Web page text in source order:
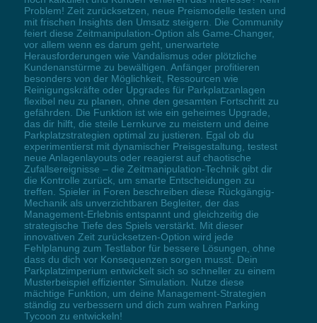
Problem! Zeit zurücksetzen, neue Preismodelle testen und
mit frischen Insights den Umsatz steigern. Die Community
feiert diese Zeitmanipulation-Option als Game-Changer,
vor allem wenn es darum geht, unerwartete
Herausforderungen wie Vandalismus oder plötzliche
Kundenanstürme zu bewältigen. Anfänger profitieren
besonders von der Möglichkeit, Ressourcen wie
Reinigungskräfte oder Upgrades für Parkplatzanlagen
flexibel neu zu planen, ohne den gesamten Fortschritt zu
gefährden. Die Funktion ist wie ein geheimes Upgrade,
das dir hilft, die steile Lernkurve zu meistern und deine
Parkplatzstrategien optimal zu justieren. Egal ob du
experimentierst mit dynamischer Preisgestaltung, testest
neue Anlagenlayouts oder reagierst auf chaotische
Zufallsereignisse – die Zeitmanipulation-Technik gibt dir
die Kontrolle zurück, um smarte Entscheidungen zu
treffen. Spieler in Foren beschreiben diese Rückgängig-
Mechanik als unverzichtbaren Begleiter, der das
Management-Erlebnis entspannt und gleichzeitig die
strategische Tiefe des Spiels verstärkt. Mit dieser
innovativen Zeit zurücksetzen-Option wird jede
Fehlplanung zum Testlabor für bessere Lösungen, ohne
dass du dich vor Konsequenzen sorgen musst. Dein
Parkplatzimperium entwickelt sich so schneller zu einem
Musterbeispiel effizienter Simulation. Nutze diese
mächtige Funktion, um deine Management-Strategien
ständig zu verbessern und dich zum wahren Parking
Tycoon zu entwickeln!